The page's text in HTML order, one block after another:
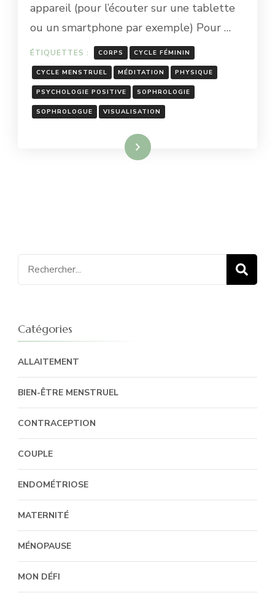
MENSTRUEL
–
(PODCAST
#3)
appareil (pour l’écouter sur une tablette
ou un smartphone par exemple) Pour …
ÉTIQUETTES : CORPS CYCLE FÉMININ
CYCLE MENSTRUEL MÉDITATION PHYSIQUE
PSYCHOLOGIE POSITIVE SOPHROLOGIE
SOPHROLOGUE VISUALISATION
Lire la suite
Recherche
pour
Catégories
ALLAITEMENT
BIEN-ÊTRE MENSTRUEL
CONTRACEPTION
COUPLE
ENDOMÉTRIOSE
MATERNITÉ
MÉNOPAUSE
MON DÉFI